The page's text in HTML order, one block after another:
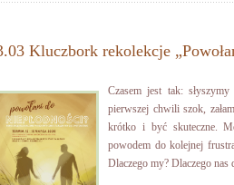
Kluczbork rekolekcje
Czasem jest tak:
pierwszej chwili szok,
krótko i być skuteczne.
powodem do kolejnej
Dlaczego my? Dlaczego